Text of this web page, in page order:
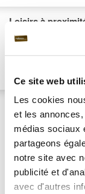
Ce site web
Les cookies
et les
médias sociaux
partageons
notre site avec
publicité et
avec d'autres
Loisirs à
Accro-branche,
en hélicoptère,
Musée, Parc
Description des
Chambres
Chambres
authenticité. Elles
tous les désirs.
Avec au choix 2 lits